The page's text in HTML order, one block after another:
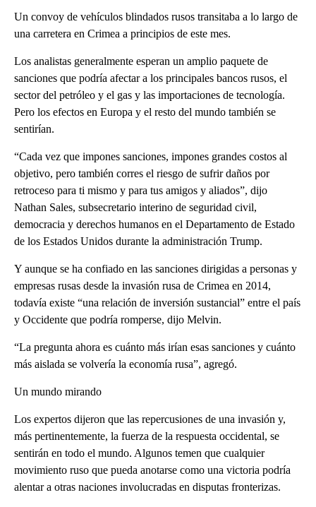
Un convoy de vehículos blindados rusos transitaba a lo largo de
una carretera en Crimea a principios de este mes.
Los analistas generalmente esperan un amplio paquete de
sanciones que podría afectar a los principales bancos rusos, el
sector del petróleo y el gas y las importaciones de tecnología.
Pero los efectos en Europa y el resto del mundo también se
sentirían.
“Cada vez que impones sanciones, impones grandes costos al
objetivo, pero también corres el riesgo de sufrir daños por
retroceso para ti mismo y para tus amigos y aliados”, dijo
Nathan Sales, subsecretario interino de seguridad civil,
democracia y derechos humanos en el Departamento de Estado
de los Estados Unidos durante la administración Trump.
Y aunque se ha confiado en las sanciones dirigidas a personas y
empresas rusas desde la invasión rusa de Crimea en 2014,
todavía existe “una relación de inversión sustancial” entre el país
y Occidente que podría romperse, dijo Melvin.
“La pregunta ahora es cuánto más irían esas sanciones y cuánto
más aislada se volvería la economía rusa”, agregó.
Un mundo mirando
Los expertos dijeron que las repercusiones de una invasión y,
más pertinentemente, la fuerza de la respuesta occidental, se
sentirán en todo el mundo. Algunos temen que cualquier
movimiento ruso que pueda anotarse como una victoria podría
alentar a otras naciones involucradas en disputas fronterizas.